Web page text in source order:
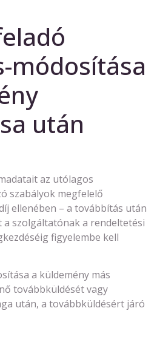
módosítása
után
az utólagos
szabályok megfelelő
ellenében – a továbbítás után
a szolgáltatónak a rendeltetési
figyelembe kell
a küldemény más
továbbküldését vagy
után, a továbbküldésért járó